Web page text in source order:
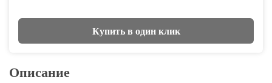
Купить в один клик
Описание